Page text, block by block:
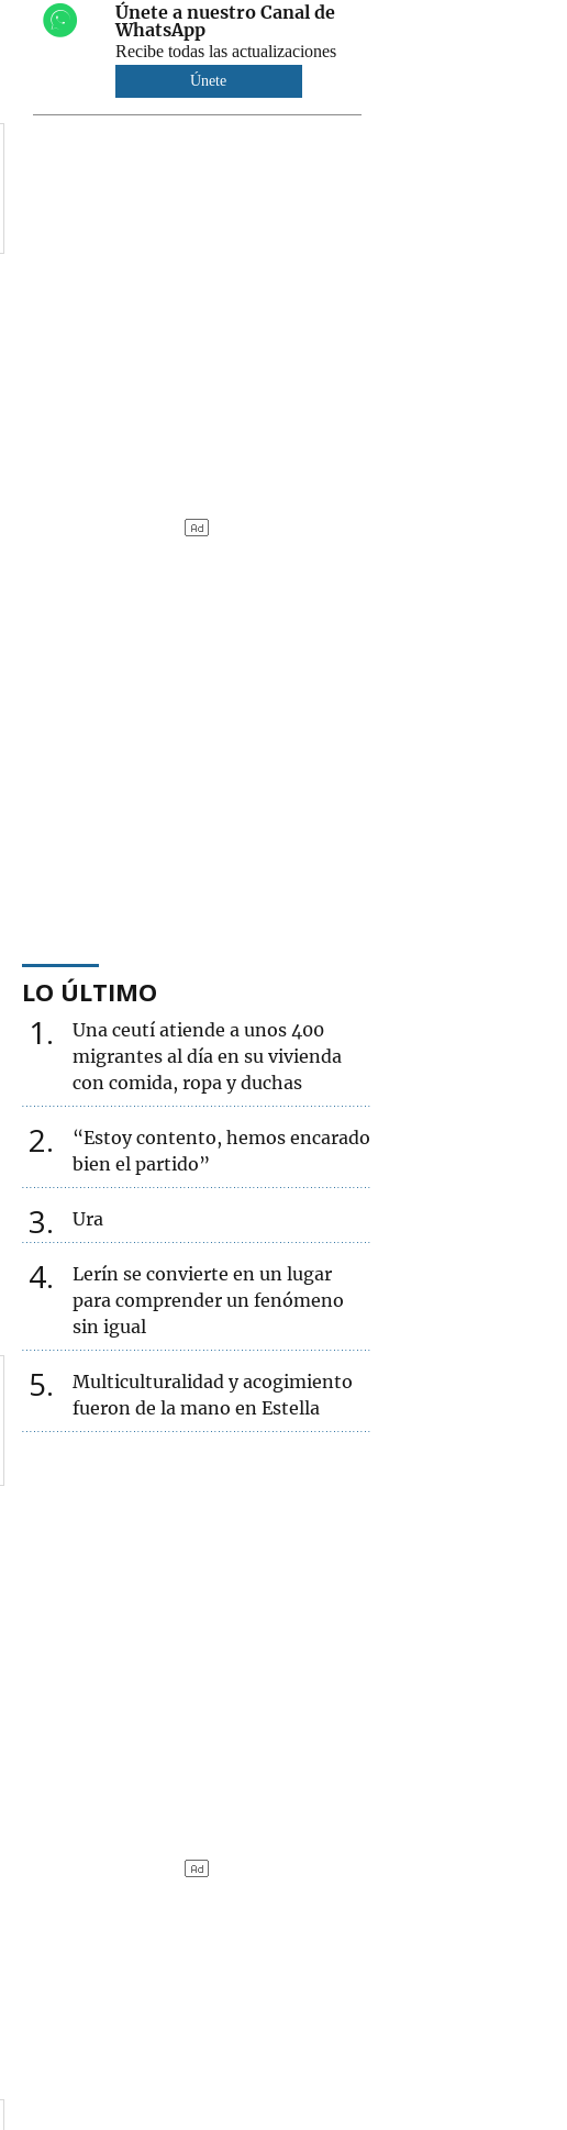
Únete a nuestro Canal de
WhatsApp
Recibe todas las actualizaciones
Únete
LO ÚLTIMO
1
Una ceutí atiende a unos 400
migrantes al día en su vivienda
con comida, ropa y duchas
2
“Estoy contento, hemos encarado
bien el partido”
3 Ura
4
Lerín se convierte en un lugar
para comprender un fenómeno
sin igual
5
Multiculturalidad y acogimiento
fueron de la mano en Estella